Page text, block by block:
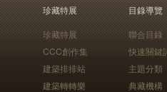
珍藏特展
珍藏特展
CCC創作集
建築排排站
建築轉轉樂
目錄導覽
聯合目錄
快速關鍵
主題分類
典藏機構